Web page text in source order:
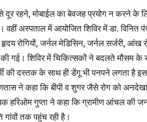
रहने, मोबाईल का बेवजह प्रयोग न करने के
वहीं अस्पताल में आयोजित शिविर में डा. विनित
रोगियों, जर्नल मेडिसिन, जर्नल सर्जरी,
की गई। शिविर में चिकित्सकों ने बदलते मौसम
की दस्तक के साथ ही डेंगू भी पनपने लगता
ने कहा कि बीपी व शुगर जैसे रोग को
हरिओम गुप्ता ने कहा कि ग्रामीण आंचल की
गांवों तक पहुंच रही है।